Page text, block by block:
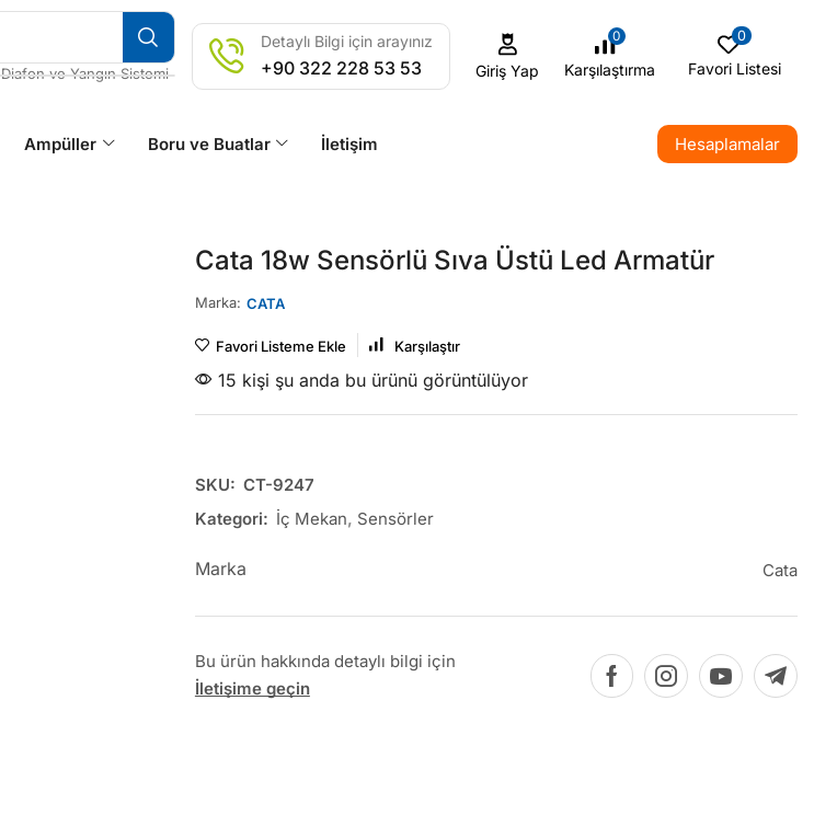
Diafon ve Yangın Sistemi
Detaylı Bilgi için arayınız
+90 322 228 53 53 Giriş Yap
0
Karşılaştırma
0
Favori Listesi
Ampüller Boru ve Buatlar İletişim Hesaplamalar
Cata 18w Sensörlü Sıva Üstü Led Armatür
Marka: CATA
Favori Listeme Ekle Karşılaştır
15 kişi şu anda bu ürünü görüntülüyor
SKU: CT-9247
Kategori: İç Mekan, Sensörler
Marka Cata
Bu ürün hakkında detaylı bilgi için
İletişime geçin